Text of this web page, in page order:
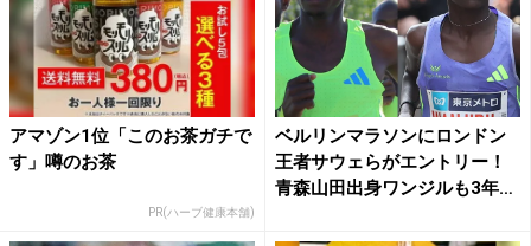
アマゾン1位「このお茶ガチで
す」噂のお茶
PR(ハーブ健康本舗)
ベルリンマラソンにロンドン
王者サウェらがエントリー！
青森山田出身ワンジルも3年